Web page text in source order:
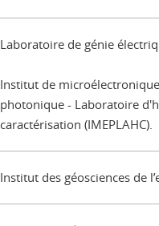
Laboratoire de génie
Institut de
photonique - Laboratoire
caractérisation (IMEPLAHC).
Institut des géosciences de